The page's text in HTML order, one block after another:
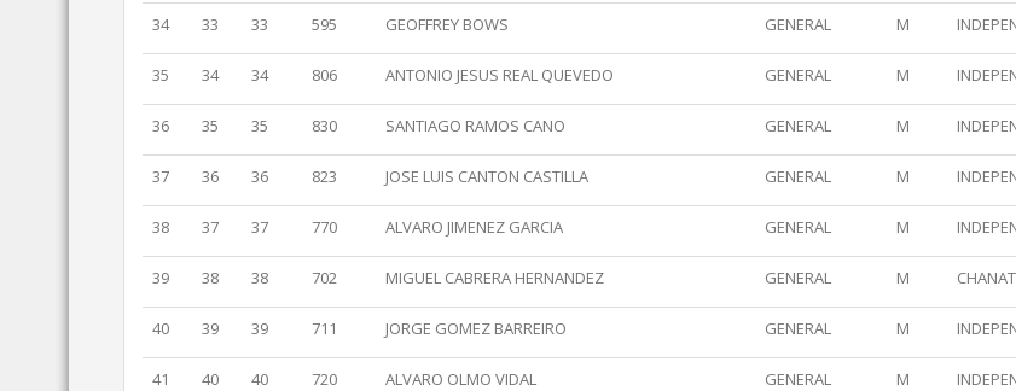
34 33 33 595 GEOFFREY BOWS GENERAL M
35 34 34 806 ANTONIO JESUS REAL QUEVEDO GENERAL M
36 35 35 830 SANTIAGO RAMOS CANO GENERAL M
37 36 36 823 JOSE LUIS CANTON CASTILLA GENERAL M
38 37 37 770 ALVARO JIMENEZ GARCIA GENERAL M
39 38 38 702 MIGUEL CABRERA HERNANDEZ GENERAL M
40 39 39 711 JORGE GOMEZ BARREIRO GENERAL M
41 40 40 720 ALVARO OLMO VIDAL GENERAL M